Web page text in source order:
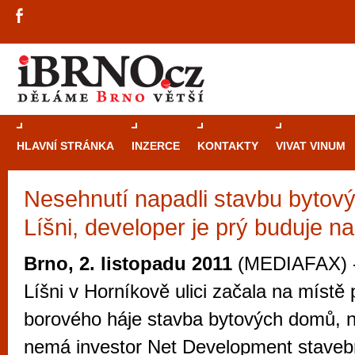
HLAVNÍ STRÁNKA INZERCE KONTAKTY VIVAT VINUM
Nesehnutí napadli stavbu
Líšni, developer je prý buduje
Brno, 2. listopadu 2011 (MEDIAFAX)
Líšni v Horníkově ulici začala na místě
borového háje stavba bytových domů,
nemá investor Net Development
Průvodce
Brně: Od
Brno je
zajímavé
restaurace,
Mimo jiné je ale také místem, kde si